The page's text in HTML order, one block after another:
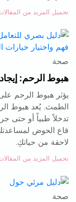
تحميل المزيد من
صحة
هبوط الرحم:
يؤثر هبوط الرحم
الطمث. يُعد هبوط
تدخلاً طبياً أو حتى
قاع الحوض
لاحقة من حياتكِ.
تحميل المزيد من
صحة